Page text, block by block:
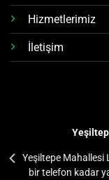
Hizmetlerimiz
İletişim
Yeşiltepe Mahallesi
bir telefon kadar